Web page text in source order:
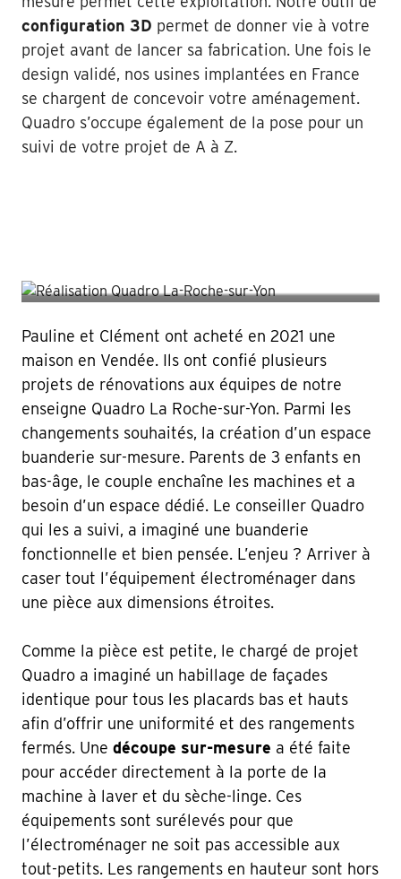
configuration 3D permet de donner vie à votre
projet avant de lancer sa fabrication. Une fois le
design validé, nos usines implantées en France
se chargent de concevoir votre aménagement.
Quadro s’occupe également de la pose pour un
suivi de votre projet de A à Z.
Pauline et Clément ont acheté en 2021 une
maison en Vendée. Ils ont confié plusieurs
projets de rénovations aux équipes de notre
enseigne Quadro La Roche-sur-Yon. Parmi les
changements souhaités, la création d’un espace
buanderie sur-mesure. Parents de 3 enfants en
bas-âge, le couple enchaîne les machines et a
besoin d’un espace dédié. Le conseiller Quadro
qui les a suivi, a imaginé une buanderie
fonctionnelle et bien pensée. L’enjeu ? Arriver à
caser tout l’équipement électroménager dans
une pièce aux dimensions étroites.
Comme la pièce est petite, le chargé de projet
Quadro a imaginé un habillage de façades
identique pour tous les placards bas et hauts
afin d’offrir une uniformité et des rangements
fermés. Une découpe sur-mesure a été faite
pour accéder directement à la porte de la
machine à laver et du sèche-linge. Ces
équipements sont surélevés pour que
l’électroménager ne soit pas accessible aux
tout-petits. Les rangements en hauteur sont hors